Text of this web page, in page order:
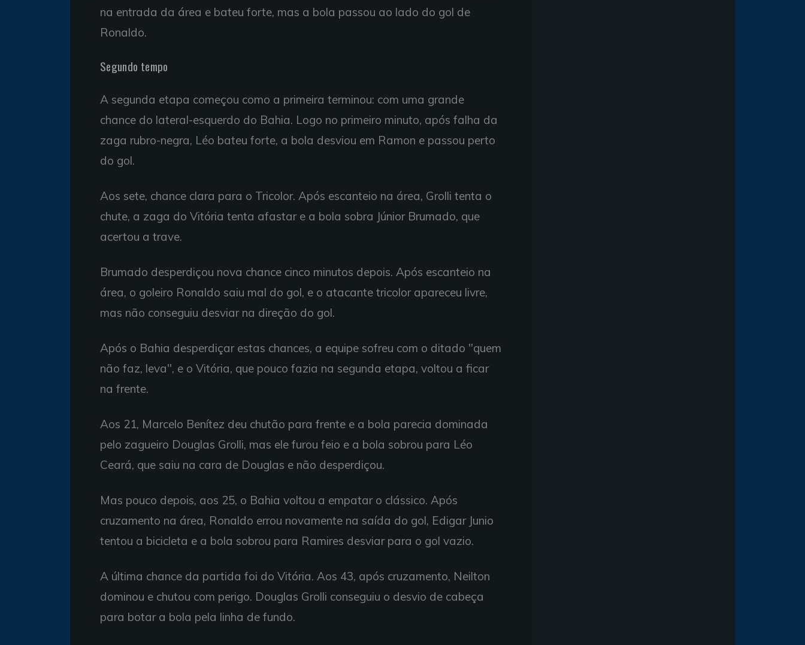
na entrada da área e bateu forte, mas a bola passou ao lado do gol de
Ronaldo.
Segundo tempo
A segunda etapa começou como a primeira terminou: com uma grande
chance do lateral-esquerdo do Bahia. Logo no primeiro minuto, após falha da
zaga rubro-negra, Léo bateu forte, a bola desviou em Ramon e passou perto
do gol.
Aos sete, chance clara para o Tricolor. Após escanteio na área, Grolli tenta o
chute, a zaga do Vitória tenta afastar e a bola sobra Júnior Brumado, que
acertou a trave.
Brumado desperdiçou nova chance cinco minutos depois. Após escanteio na
área, o goleiro Ronaldo saiu mal do gol, e o atacante tricolor apareceu livre,
mas não conseguiu desviar na direção do gol.
Após o Bahia desperdiçar estas chances, a equipe sofreu com o ditado "quem
não faz, leva", e o Vitória, que pouco fazia na segunda etapa, voltou a ficar
na frente.
Aos 21, Marcelo Benítez deu chutão para frente e a bola parecia dominada
pelo zagueiro Douglas Grolli, mas ele furou feio e a bola sobrou para Léo
Ceará, que saiu na cara de Douglas e não desperdiçou.
Mas pouco depois, aos 25, o Bahia voltou a empatar o clássico. Após
cruzamento na área, Ronaldo errou novamente na saída do gol, Edigar Junio
tentou a bicicleta e a bola sobrou para Ramires desviar para o gol vazio.
A última chance da partida foi do Vitória. Aos 43, após cruzamento, Neilton
dominou e chutou com perigo. Douglas Grolli conseguiu o desvio de cabeça
para botar a bola pela linha de fundo.